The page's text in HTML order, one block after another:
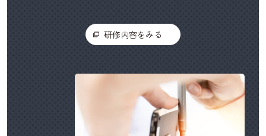
研修内容をみる